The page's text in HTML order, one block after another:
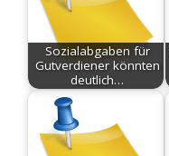
Sozialabgaben für
Gutverdiener könnten
deutlich…